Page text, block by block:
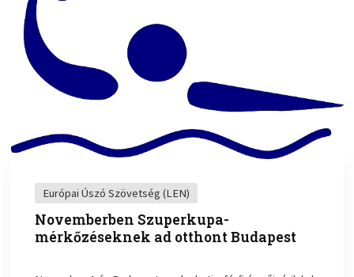
Európai Úszó Szövetség (LEN)
Novemberben Szuperkupa-
mérkőzéseknek ad otthont Budapest